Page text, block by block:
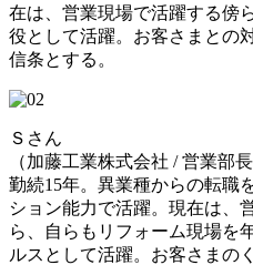
在は、営業現場で活躍する傍
役として活躍。お客さまとの
信条とする。
Ｓさん
（加藤工業株式会社 / 営業部長
勤続15年。異業種からの転職
ション能力で活躍。現在は、
ら、自らもリフォーム現場を
ルスとして活躍。お客さまの